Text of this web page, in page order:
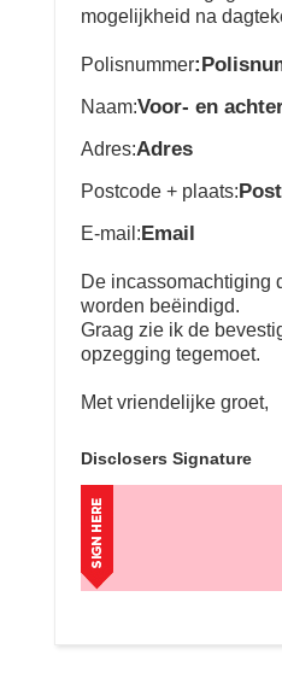
mogelijkheid na
Polisnummer
Naam:Voor- en
Adres:Adres
Postcode + plaats:
E-mail:Email
De incassomachtiging
worden beëindigd.
Graag zie ik de
opzegging tegemoet.
Met vriendelijke groet,
Disclosers Signature